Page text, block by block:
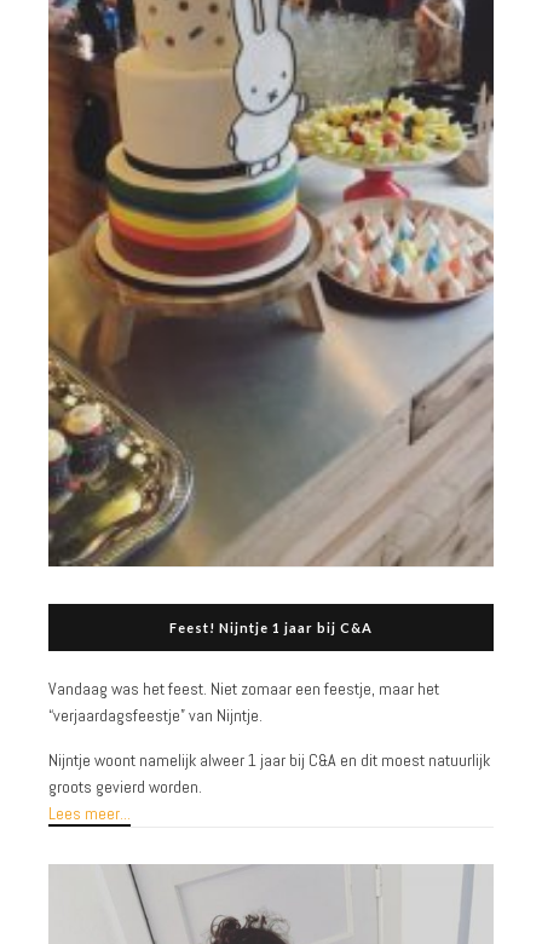
Feest! Nijntje 1 jaar bij C&A
Vandaag was het feest. Niet zomaar een feestje, maar het
“verjaardagsfeestje” van Nijntje.
Nijntje woont namelijk alweer 1 jaar bij C&A en dit moest natuurlijk
groots gevierd worden.
Lees meer...